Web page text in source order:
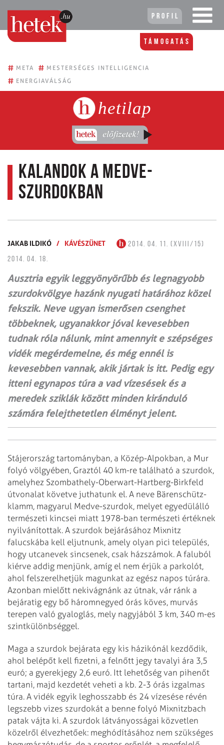
Profil
Támogatás
# META # MESTERSÉGES INTELLIGENCIA
# ENERGIAVÁLSÁG
hetilap
Kalandok a Medve-
szurdokban
JAKAB ILDIKÓ / KÁVÉSZÜNET
2014. 04. 11. (XVIII/15)
2014. 04. 18.
Ausztria egyik leggyönyörűbb és legnagyobb
szurdokvölgye hazánk nyugati határához közel
fekszik. Neve ugyan ismerősen csenghet
többeknek, ugyanakkor jóval kevesebben
tudnak róla nálunk, mint amennyit e szépséges
vidék megérdemelne, és még ennél is
kevesebben vannak, akik jártak is itt. Pedig egy
itteni egynapos túra a vad vízesések és a
meredek sziklák között minden kiránduló
számára felejthetetlen élményt jelent.
Stájerország tartományban, a Közép-Alpokban, a Mur
folyó völgyében, Graztól 40 km-re található a szurdok,
amelyhez Szombathely-Oberwart-Hartberg-Birkfeld
útvonalat követve juthatunk el. A neve Bärenschütz­-
klamm, magyarul Medve-szurdok, melyet egyedülálló
természeti kincsei miatt 1978-ban természeti értéknek
nyilvánítottak. A szurdok bejárásához Mixnitz
falucskába kell eljutnunk, amely olyan pici település,
hogy utcanevek sincsenek, csak házszámok. A faluból
kiérve addig menjünk, amíg el nem érjük a parkolót,
ahol felszerelhetjük magunkat az egész napos túrára.
Azonban mielőtt nekivágnánk az útnak, vár ránk a
bejáratig egy bő háromnegyed órás köves, murvás
terepen való gyaloglás, mely nagyjából 3 km, 340 m-es
szintkülönbséggel.
Maga a szurdok bejárata egy kis házikónál kezdődik,
ahol belépőt kell fizetni, a felnőtt jegy tavalyi ára 3,5
euró; a gyerekjegy 2,6 euró. Itt lehetőség van pihenőt
tartani, majd kezdetét veheti a kb. 2-3 órás izgalmas
túra. A vidék egyik leghosszabb és 24 vízesése révén
legszebb vizes szurdokát a benne folyó Mixnitzbach
patak vájta ki. A szurdok látványosságai közvetlen
közelről élvezhetőek: meghódításához nem szükséges